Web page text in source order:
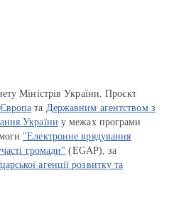
Міністрів України. Проєкт
та Державним агентством з
України у межах програми
"Електронне врядування
громади" (EGAP), за
агенції розвитку та